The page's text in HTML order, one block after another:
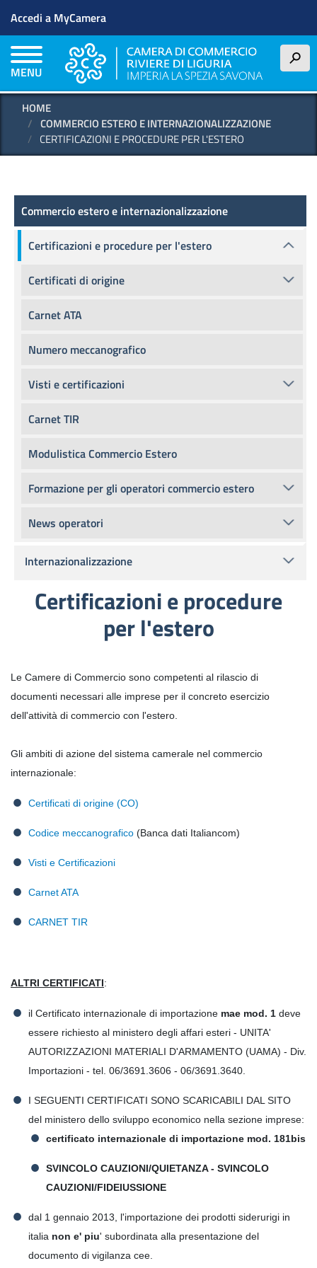
contenuto
principale
Menu profilo utente
Accedi a MyCamera
MENU
h
HOME
COMMERCIO ESTERO E INTERNAZIONALIZZAZIONE
CERTIFICAZIONI E PROCEDURE PER L'ESTERO
Certificazioni e procedure
per l'estero
Le Camere di Commercio sono competenti al rilascio di
documenti necessari alle imprese per il concreto esercizio
dell'attività di commercio con l'estero.
Gli ambiti di azione del sistema camerale nel commercio
internazionale:
Certificati di origine (CO)
Codice meccanografico (Banca dati Italiancom)
Visti e Certificazioni
Carnet ATA
CARNET TIR
ALTRI CERTIFICATI:
il Certificato internazionale di importazione mae mod. 1 deve
essere richiesto al ministero degli affari esteri - UNITA'
AUTORIZZAZIONI MATERIALI D'ARMAMENTO (UAMA) - Div.
Importazioni - tel. 06/3691.3606 - 06/3691.3640.
I SEGUENTI CERTIFICATI SONO SCARICABILI DAL SITO
del ministero dello sviluppo economico nella sezione imprese:
certificato internazionale di importazione mod. 181bis
SVINCOLO CAUZIONI/QUIETANZA - SVINCOLO
CAUZIONI/FIDEIUSSIONE
dal 1 gennaio 2013, l'importazione dei prodotti siderurigi in
italia non e' piu' subordinata alla presentazione del
documento di vigilanza cee.
Commercio estero e internazionalizzazione
Commercio estero e internazionalizzazione
Certificazioni e procedure per l'estero
Certificati di origine
Carnet ATA
Numero meccanografico
Visti e certificazioni
Carnet TIR
Modulistica Commercio Estero
Formazione per gli operatori commercio estero
News operatori
Internazionalizzazione